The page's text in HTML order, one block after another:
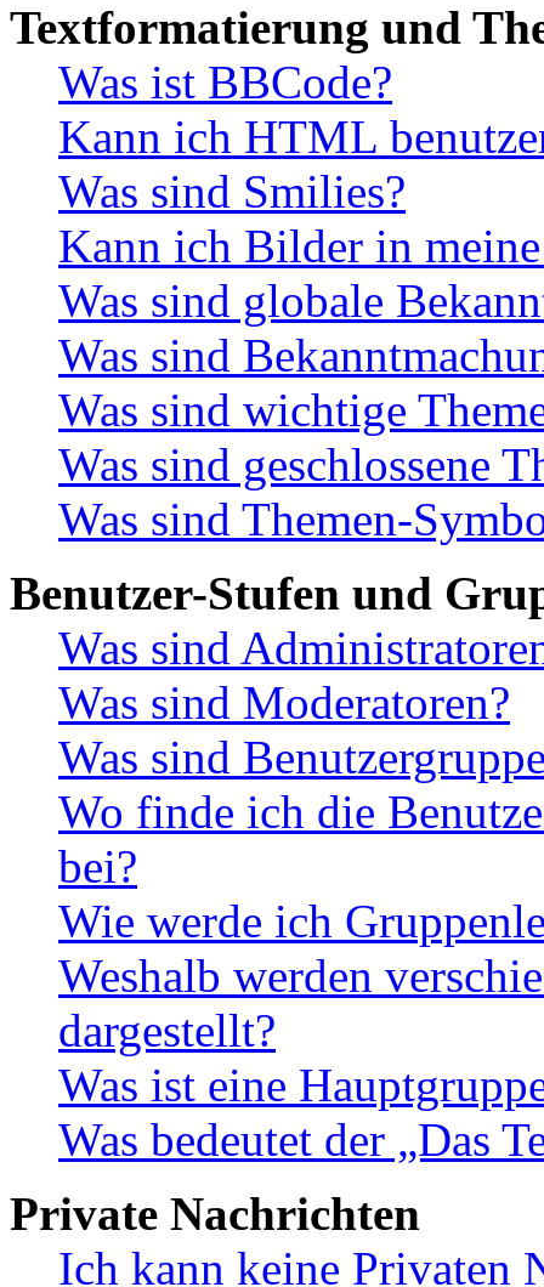
Textformatierung und
Was ist BBCode?
Kann ich HTML
Was sind Smilies?
Kann ich Bilder in
Was sind globale
Was sind
Was sind wichtige
Was sind geschlossene
Was sind Themen-
Benutzer-Stufen und
Was sind
Was sind Moderatoren?
Was sind
Wo finde ich die
bei?
Wie werde ich
Weshalb werden
dargestellt?
Was ist eine
Was bedeutet der „Das
Private Nachrichten
Ich kann keine Privaten